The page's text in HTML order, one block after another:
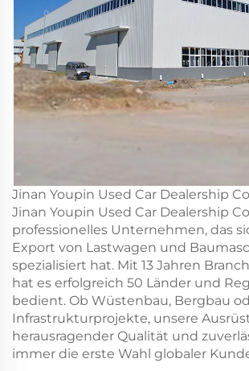
Jinan Youpin Used Car Dealership
Jinan Youpin Used Car Dealership
professionelles Unternehmen, das
Export von Lastwagen und
spezialisiert hat. Mit 13 Jahren
hat es erfolgreich 50 Länder und
bedient. Ob Wüstenbau, Bergbau
Infrastrukturprojekte, unsere
herausragender Qualität und
immer die erste Wahl globaler